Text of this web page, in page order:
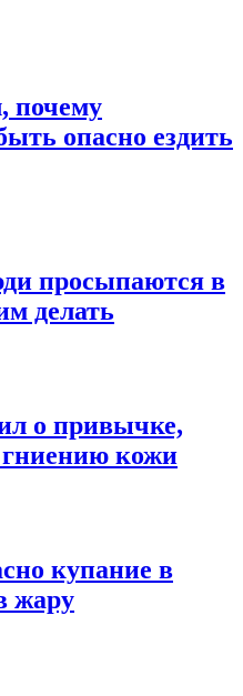
почему
опасно ездить
просыпаются в
делать
о привычке,
гниению кожи
купание в
жару